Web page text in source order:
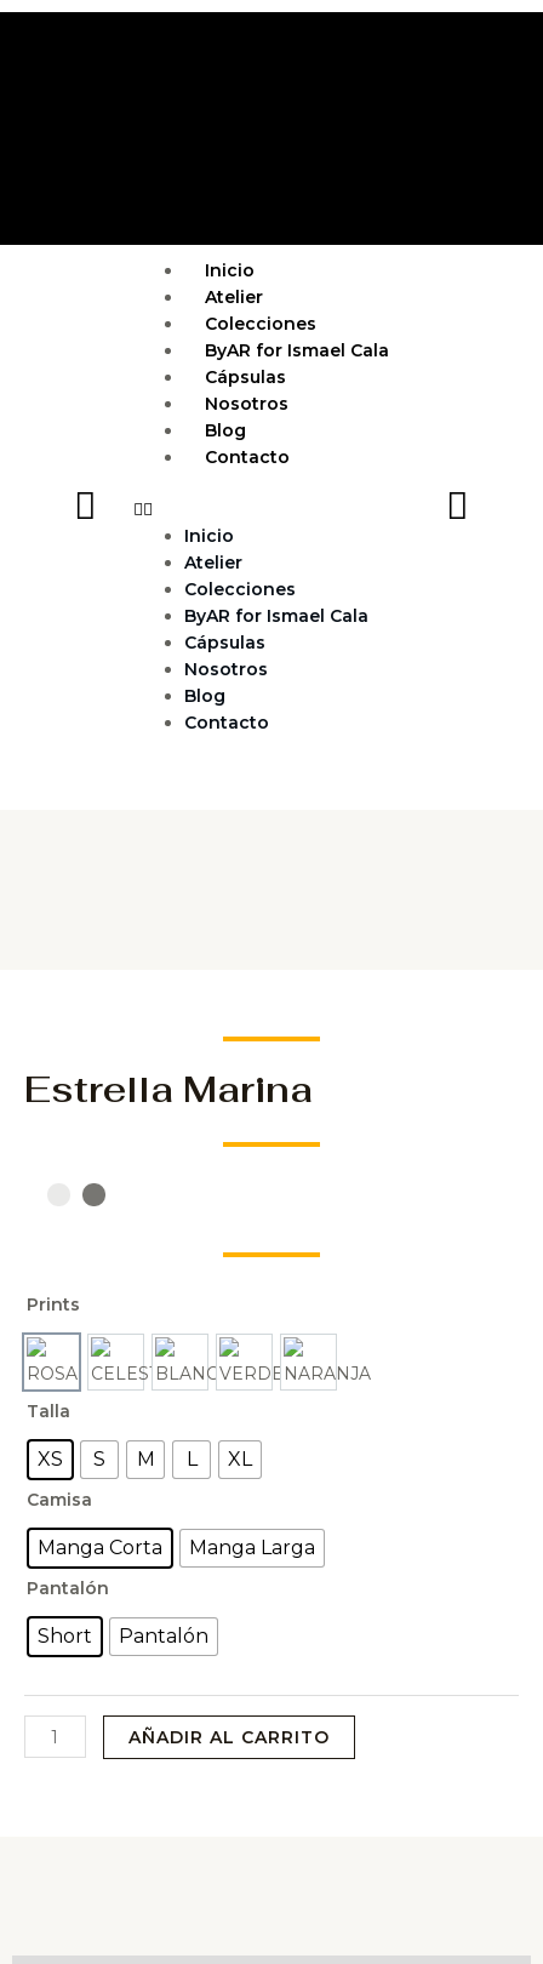
Ir
Inicio
Atelier
Colecciones
ByAR for Ismael Cala
Cápsulas
Nosotros
Blog
Contacto
Menu
Inicio
Atelier
Colecciones
ByAR for Ismael Cala
Cápsulas
Nosotros
Blog
Contacto
Estrella Marina
Prints
Talla
XS S M L XL
Camisa
Manga Corta Manga Larga
Pantalón
Short Pantalón
Estrella
cantidad
AÑADIR AL CARRITO